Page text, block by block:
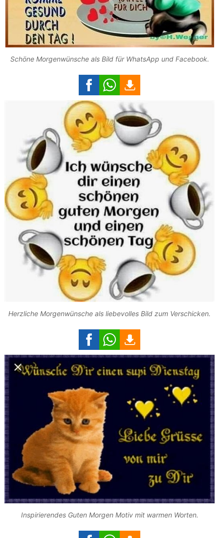
Schöne Morgenwünsche als Bild für WhatsApp und Facebook.
Herzliche Morgenwünsche als liebevolles Bild zum Verschicken.
Inspirierendes Guten Morgen Motiv mit warmen Worten.